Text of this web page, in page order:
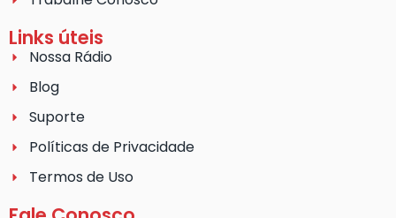
Links úteis
Nossa Rádio
Blog
Suporte
Políticas de Privacidade
Termos de Uso